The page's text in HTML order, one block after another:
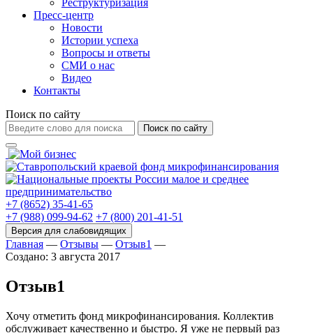
Реструктуризация
Пресс-центр
Новости
Истории успеха
Вопросы и ответы
СМИ о нас
Видео
Контакты
Поиск по сайту
Поиск по сайту
+7 (8652) 35-41-65
+7 (988) 099-94-62 +7 (800) 201-41-51
Главная — Отзывы — Отзыв1 —
Создано: 3 августа 2017
Отзыв1
Хочу отметить фонд микрофинансирования. Коллектив
обслуживает качественно и быстро. Я уже не первый раз